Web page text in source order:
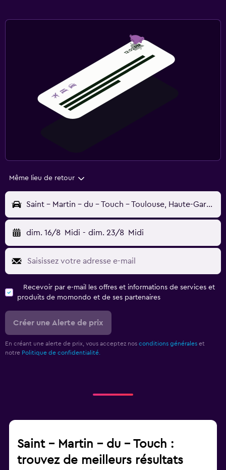
Même lieu de retour
Saint - Martin - du - Touch - Toulouse, Haute-Garonne, France
dim. 16/8 Midi - dim. 23/8 Midi
Recevoir par e-mail les offres et informations de services et
produits de momondo et de ses partenaires
Créer une Alerte de prix
En créant une alerte de prix, vous acceptez nos conditions générales et
notre Politique de confidentialité.
Saint - Martin - du - Touch :
trouvez de meilleurs résultats